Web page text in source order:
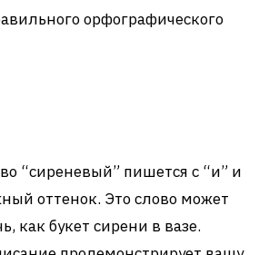
орфографического
“сиреневый” пишется с “и” и
оттенок. Это слово может
как букет сирени в вазе.